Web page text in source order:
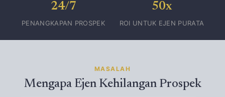
24/7
PENANGKAPAN PROSPEK
50x
ROI UNTUK EJEN PURATA
MASALAH
Mengapa Ejen Kehilangan Prospek